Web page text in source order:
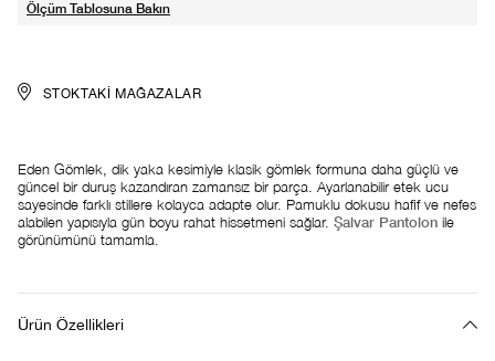
STOKTAKI MAĞAZALAR
Eden Gömlek, dik yaka kesimiyle klasik gömlek formuna daha güçlü ve
güncel bir duruş kazandıran zamansız bir parça. Ayarlanabilir etek ucu
sayesinde farklı stillere kolayca adapte olur. Pamuklu dokusu hafif ve nefes
alabilen yapısıyla gün boyu rahat hissetmeni sağlar. Şalvar Pantolon ile
görünümünü tamamla.
Ürün Özellikleri